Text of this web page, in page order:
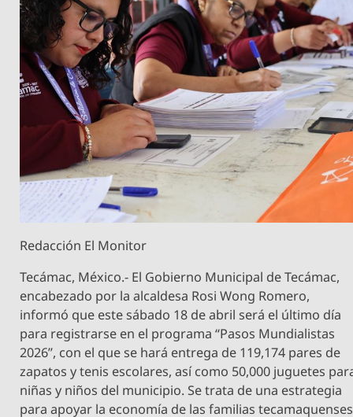
Redacción El Monitor
Tecámac, México.- El Gobierno Municipal de Tecámac,
encabezado por la alcaldesa Rosi Wong Romero,
informó que este sábado 18 de abril será el último día
para registrarse en el programa “Pasos Mundialistas
2026”, con el que se hará entrega de 119,174 pares de
zapatos y tenis escolares, así como 50,000 juguetes
niñas y niños del municipio. Se trata de una estrategia
para apoyar la economía de las familias tecamaquenses